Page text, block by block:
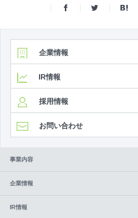
企業情報
IR情報
採用情報
お問い合わせ
事業内容
企業情報
IR情報